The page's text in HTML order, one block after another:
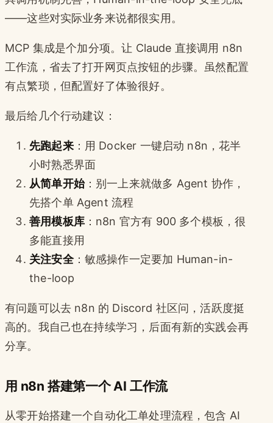
——这些对实际业务来说都很实用。
MCP 集成是个加分项。让 Claude 直接调用 n8n
工作流，省去了打开网页点按钮的步骤。虽然配置
有点繁琐，但配置好了体验很好。
最后给几个行动建议：
先跑起来：用 Docker 一键启动 n8n，花半
小时熟悉界面
从简单开始：别一上来就做多 Agent 协作，
先搭个单 Agent 流程
善用模板库：n8n 官方有 900 多个模板，很
多能直接用
关注安全：敏感操作一定要加 Human-in-
the-loop
有问题可以去 n8n 的 Discord 社区问，活跃度挺
高的。我自己也在持续学习，后面有新的实践会再
分享。
用 n8n 搭建第一个 AI 工作流
从零开始搭建一个自动化工单处理流程，包含 AI